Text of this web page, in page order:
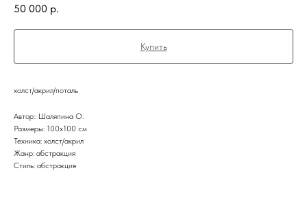
50 000 р.
Купить
холст/акрил/поталь
Автор:: Шаляпина О.
Размеры: 100х100 см
Техника: холст/акрил
Жанр: абстракция
Стиль: абстракция